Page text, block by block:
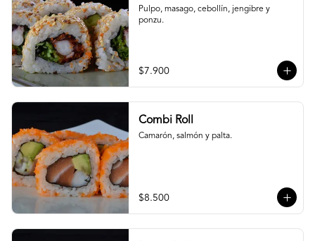
Pulpo, masago, cebollín, jengibre y
ponzu.
$7.900
Combi Roll
Camarón, salmón y palta.
$8.500